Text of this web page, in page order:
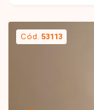
Cód. 53113